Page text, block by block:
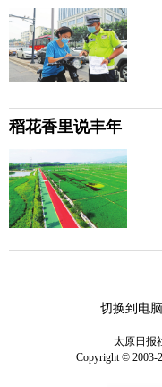
稻花香里说丰年
切换到电
太原日报
Copyright © 2003-